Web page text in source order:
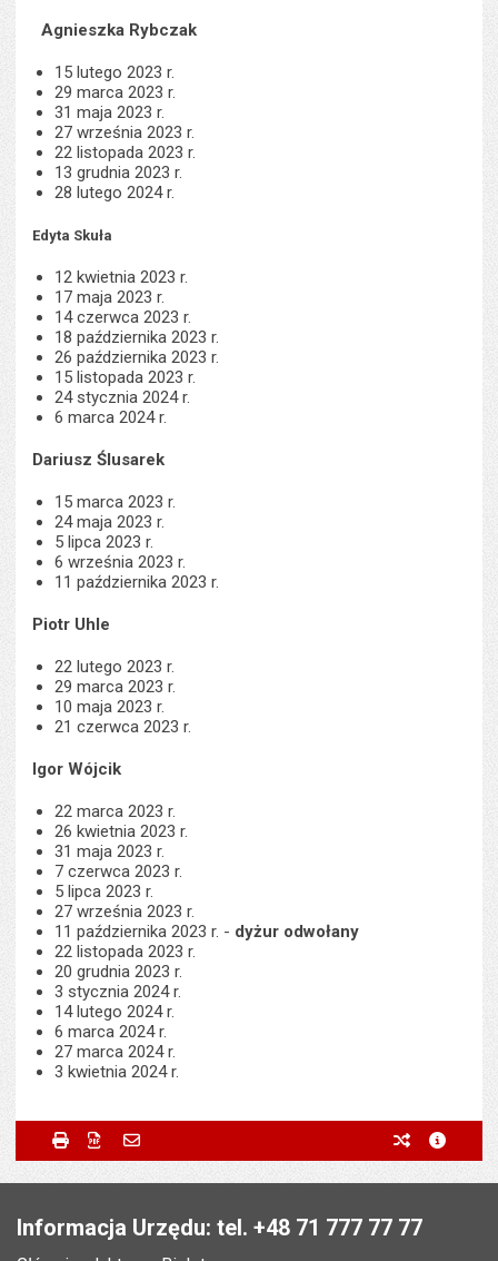
Agnieszka Rybczak
15 lutego 2023 r.
29 marca 2023 r.
31 maja 2023 r.
27 września 2023 r.
22 listopada 2023 r.
13 grudnia 2023 r.
28 lutego 2024 r.
Edyta Skuła
12 kwietnia 2023 r.
17 maja 2023 r.
14 czerwca 2023 r.
18 października 2023 r.
26 października 2023 r.
15 listopada 2023 r.
24 stycznia 2024 r.
6 marca 2024 r.
Dariusz Ślusarek
15 marca 2023 r.
24 maja 2023 r.
5 lipca 2023 r.
6 września 2023 r.
11 października 2023 r.
Piotr Uhle
22 lutego 2023 r.
29 marca 2023 r.
10 maja 2023 r.
21 czerwca 2023 r.
Igor Wójcik
22 marca 2023 r.
26 kwietnia 2023 r.
31 maja 2023 r.
7 czerwca 2023 r.
5 lipca 2023 r.
27 września 2023 r.
11 października 2023 r. - dyżur odwołany
22 listopada 2023 r.
20 grudnia 2023 r.
3 stycznia 2024 r.
14 lutego 2024 r.
6 marca 2024 r.
27 marca 2024 r.
3 kwietnia 2024 r.
Metryczka
Odpowiedzialny za treść:
Powiadom znajomego
Powiadom znajomego
Twój adres e-mail Pole wymagane
Drukuj Zapisz do PDF poprzednie
Informacja Urzędu: tel. +48 71 777 77 77